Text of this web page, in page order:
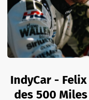
IndyCar -
des 500